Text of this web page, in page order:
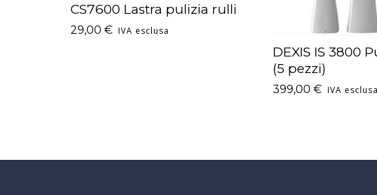
AGGIUNGI AL CARRELLO
CS7600 Lastra pulizia rulli
29,00 € IVA esclusa
AGGIUNGI AL
DEXIS IS 3800
(5 pezzi)
399,00 € IVA esclusa